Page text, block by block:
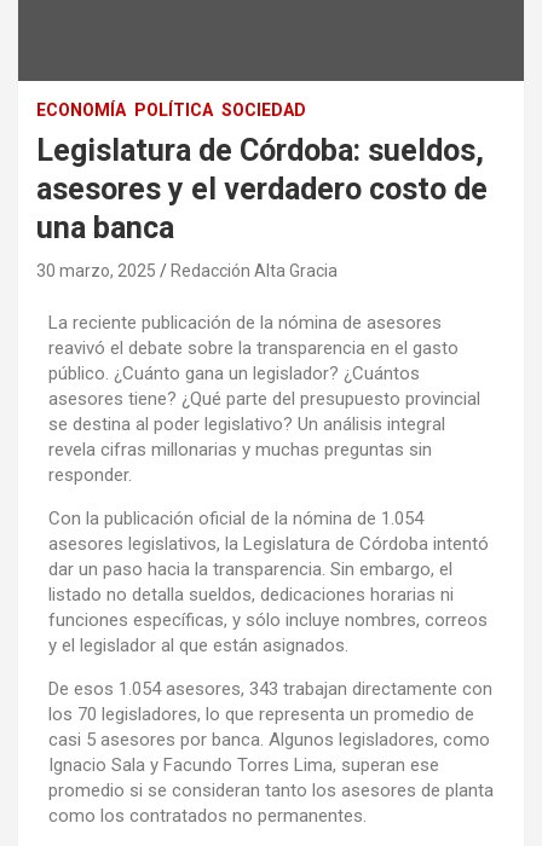
ECONOMÍA POLÍTICA SOCIEDAD
Legislatura de Córdoba: sueldos,
asesores y el verdadero costo de
una banca
30 marzo, 2025 Redacción Alta Gracia
La reciente publicación de la nómina de asesores
reavivó el debate sobre la transparencia en el gasto
público. ¿Cuánto gana un legislador? ¿Cuántos
asesores tiene? ¿Qué parte del presupuesto provincial
se destina al poder legislativo? Un análisis integral
revela cifras millonarias y muchas preguntas sin
responder.
Con la publicación oficial de la nómina de 1.054
asesores legislativos, la Legislatura de Córdoba intentó
dar un paso hacia la transparencia. Sin embargo, el
listado no detalla sueldos, dedicaciones horarias ni
funciones específicas, y sólo incluye nombres, correos
y el legislador al que están asignados.
De esos 1.054 asesores, 343 trabajan directamente con
los 70 legisladores, lo que representa un promedio de
casi 5 asesores por banca. Algunos legisladores, como
Ignacio Sala y Facundo Torres Lima, superan ese
promedio si se consideran tanto los asesores de planta
como los contratados no permanentes.